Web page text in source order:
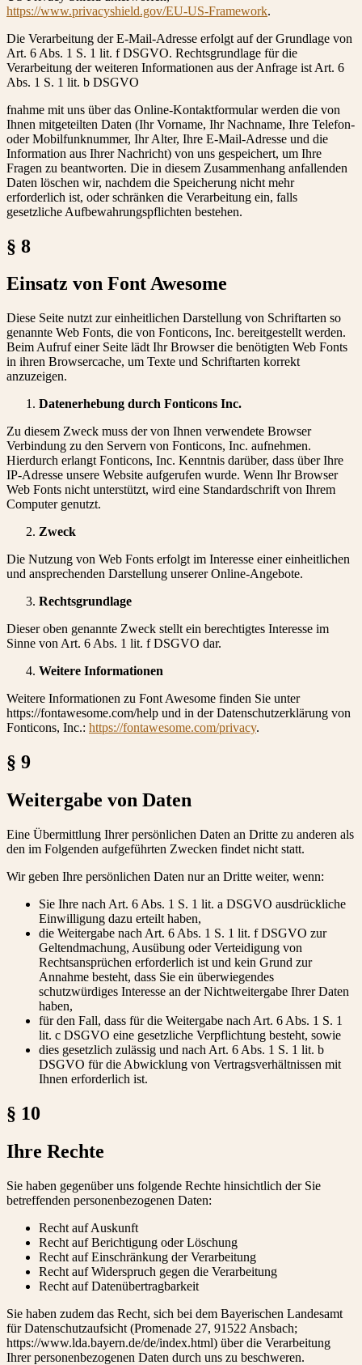
https://www.privacyshield.gov/EU-US-Framework.
Die Verarbeitung der E-Mail-Adresse erfolgt auf der Grundlage von
Art. 6 Abs. 1 S. 1 lit. f DSGVO. Rechtsgrundlage für die
Verarbeitung der weiteren Informationen aus der Anfrage ist Art. 6
Abs. 1 S. 1 lit. b DSGVO
fnahme mit uns über das Online-Kontaktformular werden die von
Ihnen mitgeteilten Daten (Ihr Vorname, Ihr Nachname, Ihre Telefon-
oder Mobilfunknummer, Ihr Alter, Ihre E-Mail-Adresse und die
Information aus Ihrer Nachricht) von uns gespeichert, um Ihre
Fragen zu beantworten. Die in diesem Zusammenhang anfallenden
Daten löschen wir, nachdem die Speicherung nicht mehr
erforderlich ist, oder schränken die Verarbeitung ein, falls
gesetzliche Aufbewahrungspflichten bestehen.
§ 8
Einsatz von Font Awesome
Diese Seite nutzt zur einheitlichen Darstellung von Schriftarten so
genannte Web Fonts, die von Fonticons, Inc. bereitgestellt werden.
Beim Aufruf einer Seite lädt Ihr Browser die benötigten Web Fonts
in ihren Browsercache, um Texte und Schriftarten korrekt
anzuzeigen.
Datenerhebung durch Fonticons Inc.
Zu diesem Zweck muss der von Ihnen verwendete Browser
Verbindung zu den Servern von Fonticons, Inc. aufnehmen.
Hierdurch erlangt Fonticons, Inc. Kenntnis darüber, dass über Ihre
IP-Adresse unsere Website aufgerufen wurde. Wenn Ihr Browser
Web Fonts nicht unterstützt, wird eine Standardschrift von Ihrem
Computer genutzt.
Zweck
Die Nutzung von Web Fonts erfolgt im Interesse einer einheitlichen
und ansprechenden Darstellung unserer Online-Angebote.
Rechtsgrundlage
Dieser oben genannte Zweck stellt ein berechtigtes Interesse im
Sinne von Art. 6 Abs. 1 lit. f DSGVO dar.
Weitere Informationen
Weitere Informationen zu Font Awesome finden Sie unter
https://fontawesome.com/help und in der Datenschutzerklärung von
Fonticons, Inc.: https://fontawesome.com/privacy.
§ 9
Weitergabe von Daten
Eine Übermittlung Ihrer persönlichen Daten an Dritte zu anderen als
den im Folgenden aufgeführten Zwecken findet nicht statt.
Wir geben Ihre persönlichen Daten nur an Dritte weiter, wenn:
Sie Ihre nach Art. 6 Abs. 1 S. 1 lit. a DSGVO ausdrückliche
Einwilligung dazu erteilt haben,
die Weitergabe nach Art. 6 Abs. 1 S. 1 lit. f DSGVO zur
Geltendmachung, Ausübung oder Verteidigung von
Rechtsansprüchen erforderlich ist und kein Grund zur
Annahme besteht, dass Sie ein überwiegendes
schutzwürdiges Interesse an der Nichtweitergabe Ihrer Daten
haben,
für den Fall, dass für die Weitergabe nach Art. 6 Abs. 1 S. 1
lit. c DSGVO eine gesetzliche Verpflichtung besteht, sowie
dies gesetzlich zulässig und nach Art. 6 Abs. 1 S. 1 lit. b
DSGVO für die Abwicklung von Vertragsverhältnissen mit
Ihnen erforderlich ist.
§ 10
Ihre Rechte
Sie haben gegenüber uns folgende Rechte hinsichtlich der Sie
betreffenden personenbezogenen Daten:
Recht auf Auskunft
Recht auf Berichtigung oder Löschung
Recht auf Einschränkung der Verarbeitung
Recht auf Widerspruch gegen die Verarbeitung
Recht auf Datenübertragbarkeit
Sie haben zudem das Recht, sich bei dem Bayerischen Landesamt
für Datenschutzaufsicht (Promenade 27, 91522 Ansbach;
https://www.lda.bayern.de/de/index.html) über die Verarbeitung
Ihrer personenbezogenen Daten durch uns zu beschweren.